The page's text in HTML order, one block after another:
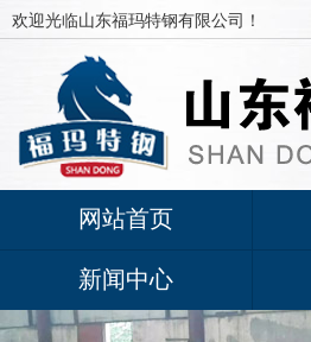
欢迎光临山东福玛特钢有限公司！
网站首页
新闻中心